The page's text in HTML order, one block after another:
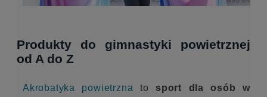
Produkty do gimnastyki powietrznej
od A do Z
Akrobatyka powietrzna to sport dla osób w